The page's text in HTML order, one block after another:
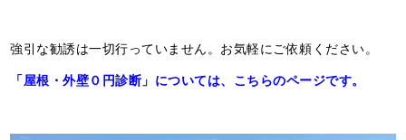
強引な勧誘は一切行っていません。お気軽にご依頼ください。
「屋根・外壁０円診断」については、こちらのページです。